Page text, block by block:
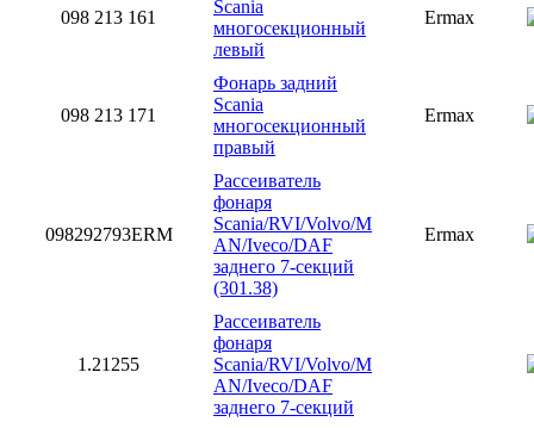
098 213 161
Scania
многосекционный
левый
Ermax
098 213 171
Фонарь задний
Scania
многосекционный
правый
Ermax
098292793ERM
Рассеиватель
фонаря
Scania/RVI/Volvo/M
AN/Iveco/DAF
заднего 7-секций
(301.38)
Ermax
1.21255
Рассеиватель
фонаря
Scania/RVI/Volvo/M
AN/Iveco/DAF
заднего 7-секций